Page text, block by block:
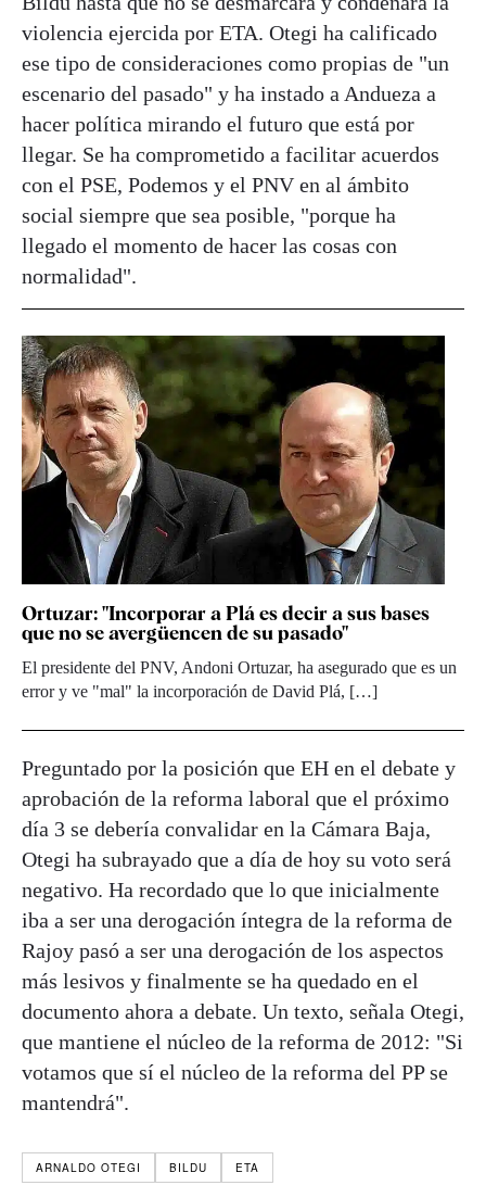
violencia ejercida por ETA. Otegi ha calificado
ese tipo de consideraciones como propias de "un
escenario del pasado" y ha instado a Andueza a
hacer política mirando el futuro que está por
llegar. Se ha comprometido a facilitar acuerdos
con el PSE, Podemos y el PNV en al ámbito
social siempre que sea posible, "porque ha
llegado el momento de hacer las cosas con
normalidad".
Ortuzar: "Incorporar a Plá es decir a sus bases
que no se avergüencen de su pasado"
El presidente del PNV, Andoni Ortuzar, ha asegurado que es un
error y ve "mal" la incorporación de David Plá, […]
Preguntado por la posición que EH en el debate y
aprobación de la reforma laboral que el próximo
día 3 se debería convalidar en la Cámara Baja,
Otegi ha subrayado que a día de hoy su voto será
negativo. Ha recordado que lo que inicialmente
iba a ser una derogación íntegra de la reforma de
Rajoy pasó a ser una derogación de los aspectos
más lesivos y finalmente se ha quedado en el
documento ahora a debate. Un texto, señala Otegi,
que mantiene el núcleo de la reforma de 2012: "Si
votamos que sí el núcleo de la reforma del PP se
mantendrá".
ARNALDO OTEGI BILDU ETA